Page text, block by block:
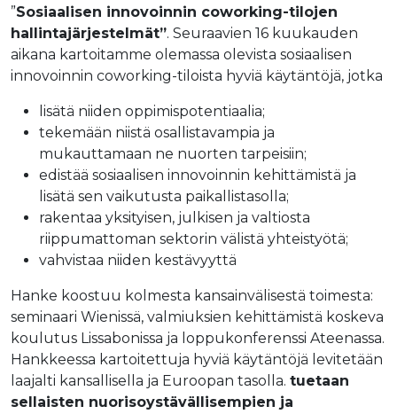
”Sosiaalisen innovoinnin coworking-tilojen
hallintajärjestelmät”. Seuraavien 16 kuukauden
aikana kartoitamme olemassa olevista sosiaalisen
innovoinnin coworking-tiloista hyviä käytäntöjä, jotka
lisätä niiden oppimispotentiaalia;
tekemään niistä osallistavampia ja
mukauttamaan ne nuorten tarpeisiin;
edistää sosiaalisen innovoinnin kehittämistä ja
lisätä sen vaikutusta paikallistasolla;
rakentaa yksityisen, julkisen ja valtiosta
riippumattoman sektorin välistä yhteistyötä;
vahvistaa niiden kestävyyttä
Hanke koostuu kolmesta kansainvälisestä toimesta:
seminaari Wienissä, valmiuksien kehittämistä koskeva
koulutus Lissabonissa ja loppukonferenssi Ateenassa.
Hankkeessa kartoitettuja hyviä käytäntöjä levitetään
laajalti kansallisella ja Euroopan tasolla. tuetaan
sellaisten nuorisoystävällisempien ja